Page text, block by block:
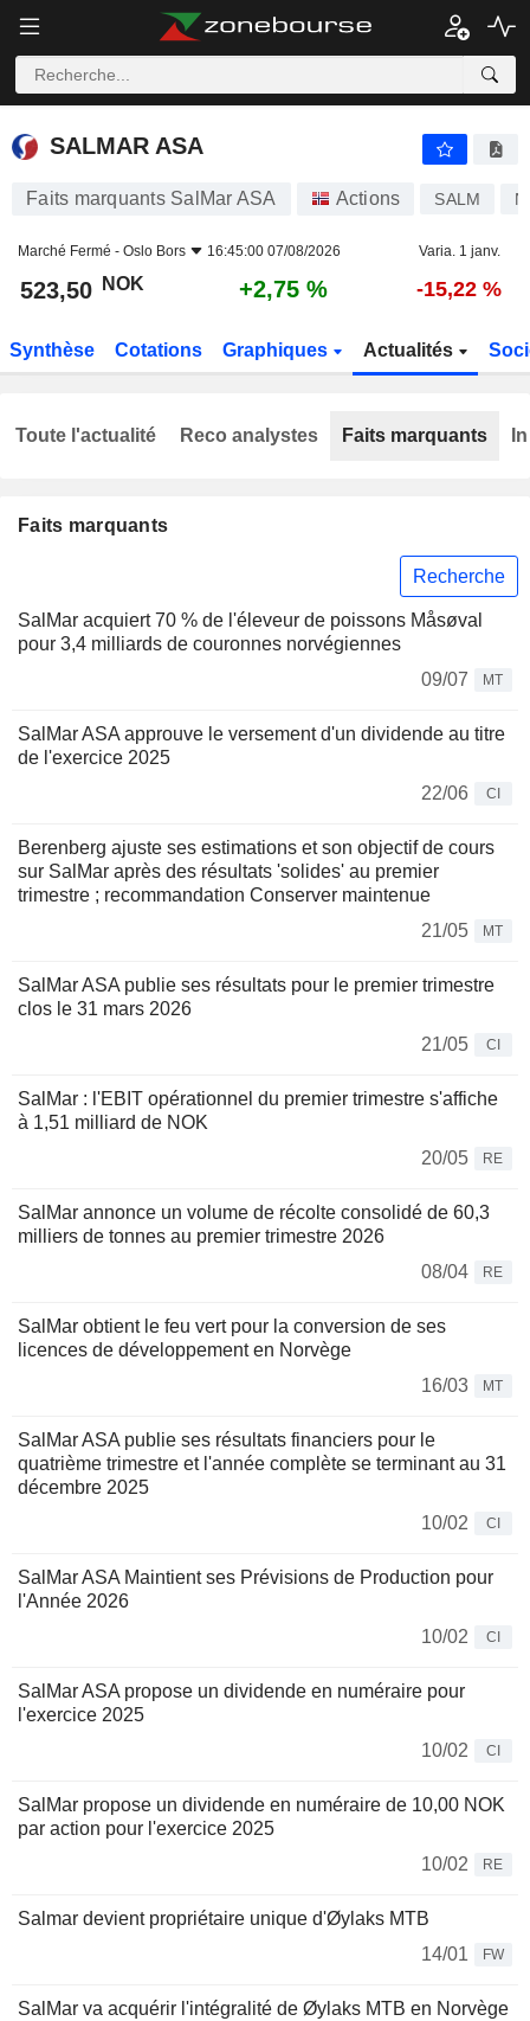
SALMAR ASA
SALMAR ASA
Faits marquants SalMar ASA Actions SALM
Marché Fermé - Oslo Bors 16:45:00 07/08/2026 Varia. 1 janv.
523,50 NOK +2,75 % -15,22 %
Synthèse Cotations Graphiques Actualités
Faits marquants
Recherche
SalMar acquiert 70 % de l'éleveur de poissons Måsøval
pour 3,4 milliards de couronnes norvégiennes
09/07
MT
SalMar ASA approuve le versement d'un dividende au titre
de l'exercice 2025
22/06
CI
Berenberg ajuste ses estimations et son objectif de cours
sur SalMar après des résultats 'solides' au premier
trimestre ; recommandation Conserver maintenue
21/05
MT
SalMar ASA publie ses résultats pour le premier trimestre
clos le 31 mars 2026
21/05
CI
SalMar : l'EBIT opérationnel du premier trimestre s'affiche
à 1,51 milliard de NOK
20/05
RE
SalMar annonce un volume de récolte consolidé de 60,3
milliers de tonnes au premier trimestre 2026
08/04
RE
SalMar obtient le feu vert pour la conversion de ses
licences de développement en Norvège
16/03
MT
SalMar ASA publie ses résultats financiers pour le
quatrième trimestre et l'année complète se terminant au 31
décembre 2025
10/02
CI
SalMar ASA Maintient ses Prévisions de Production pour
l'Année 2026
10/02
CI
SalMar ASA propose un dividende en numéraire pour
l'exercice 2025
10/02
CI
SalMar propose un dividende en numéraire de 10,00 NOK
par action pour l'exercice 2025
10/02
RE
Salmar devient propriétaire unique d'Øylaks MTB
14/01
FW
SalMar va acquérir l'intégralité de Øylaks MTB en Norvège
Toute l'actualité Reco analystes Faits marquants